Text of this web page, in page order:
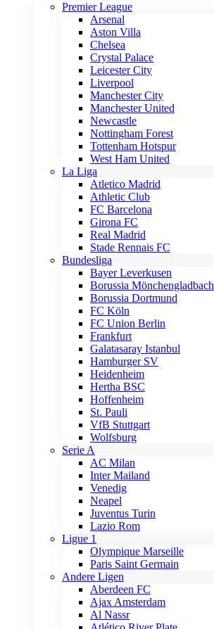
Premier League
Arsenal
Aston Villa
Chelsea
Crystal Palace
Leicester City
Liverpool
Manchester City
Manchester United
Newcastle
Nottingham Forest
Tottenham Hotspur
West Ham United
La Liga
Atletico Madrid
Athletic Club
FC Barcelona
Girona FC
Real Madrid
Stade Rennais FC
Bundesliga
Bayer Leverkusen
Borussia Mönchengladbach
Borussia Dortmund
FC Köln
FC Union Berlin
Frankfurt
Galatasaray Istanbul
Hamburger SV
Heidenheim
Hertha BSC
Hoffenheim
St. Pauli
VfB Stuttgart
Wolfsburg
Serie A
AC Milan
Inter Mailand
Venedig
Neapel
Juventus Turin
Lazio Rom
Ligue 1
Olympique Marseille
Paris Saint Germain
Andere Ligen
Aberdeen FC
Ajax Amsterdam
Al Nassr